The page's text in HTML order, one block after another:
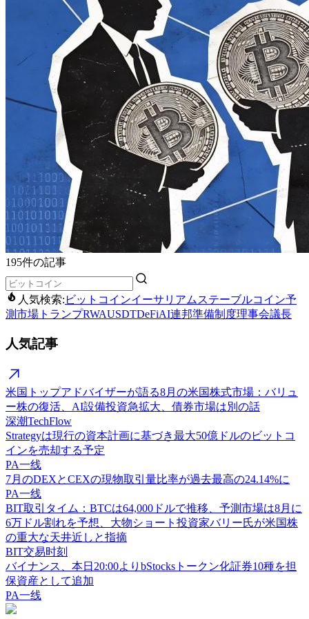
195件の記事
人気検索: ビットコインイーサリアム ステーブルコイン予
測市場 トランプRWAUSDTDeFiAI連邦準備制度理事会議長
人気記事
米国トップアドバイザーが語る8月の米国株式市場：バリュ
ー株の復活、AI設備投資急拡大、債券市場は別の話
深潮TechFlow
Strategyは現行の資本計画に基づき最大50億ドルのビットコ
インを売却する予定
PA一线
7月のDEXとCEXの現物取引量比率が過去最高の24.14%に
PA一线
BIT取引タイム：BTCは64,000ドルで推移、予測市場は8月に
6万ドル割れを予想、大物ショート投資家バリー氏が米国株
の重大な天井近しと指摘
BIT交易时刻
バイナンス、本日20:00よりbStocksトークン化証券10種を担
保資産として追加
PA一线